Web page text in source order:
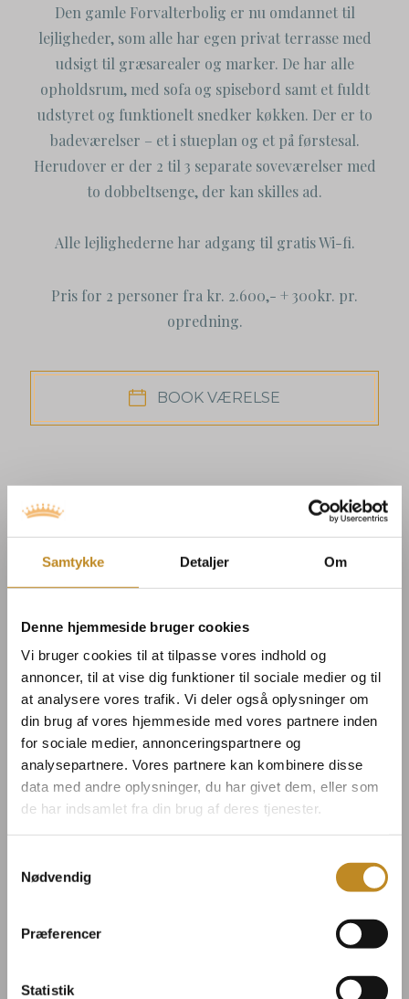
Samtykke Detaljer Om
Denne hjemmeside bruger cookies
Vi bruger cookies til at tilpasse vores indhold og
annoncer, til at vise dig funktioner til sociale medier og til
at analysere vores trafik. Vi deler også oplysninger om
din brug af vores hjemmeside med vores partnere inden
for sociale medier, annonceringspartnere og
analysepartnere. Vores partnere kan kombinere disse
data med andre oplysninger, du har givet dem, eller som
de har indsamlet fra din brug af deres tjenester.
Nødvendig
Præferencer
Statistik
Den gamle Forvalterbolig er nu omdannet til
lejligheder, som alle har egen privat terrasse med
udsigt til græsarealer og marker. De har alle
opholdsrum, med sofa og spisebord samt et fuldt
udstyret og funktionelt snedker køkken. Der er to
badeværelser – et i stueplan og et på førstesal.
Herudover er der 2 til 3 separate soveværelser med
to dobbeltsenge, der kan skilles ad.
Alle lejlighederne har adgang til gratis Wi-fi.
Pris for 2 personer fra kr. 2.600,- + 300kr. pr.
opredning.
BOOK VÆRELSE
Det tilbyder